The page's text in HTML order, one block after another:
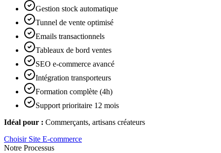
Gestion stock automatique
Tunnel de vente optimisé
Emails transactionnels
Tableaux de bord ventes
SEO e-commerce avancé
Intégration transporteurs
Formation complète (4h)
Support prioritaire 12 mois
Idéal pour : Commerçants, artisans créateurs
Choisir Site E-commerce
Notre Processus